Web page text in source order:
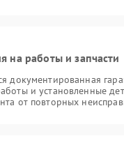
на работы и запчасти
документированная
и установленные
от повторных